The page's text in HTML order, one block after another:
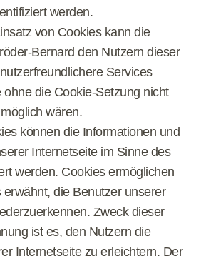
werden.
von Cookies kann die
Bernard den Nutzern dieser
Services
ohne die Cookie-Setzung nicht
möglich wären.
können die Informationen und
Internetseite im Sinne des
werden. Cookies ermöglichen
erwähnt, die Benutzer unserer
Zweck dieser
ist es, den Nutzern die
Internetseite zu erleichtern. Der